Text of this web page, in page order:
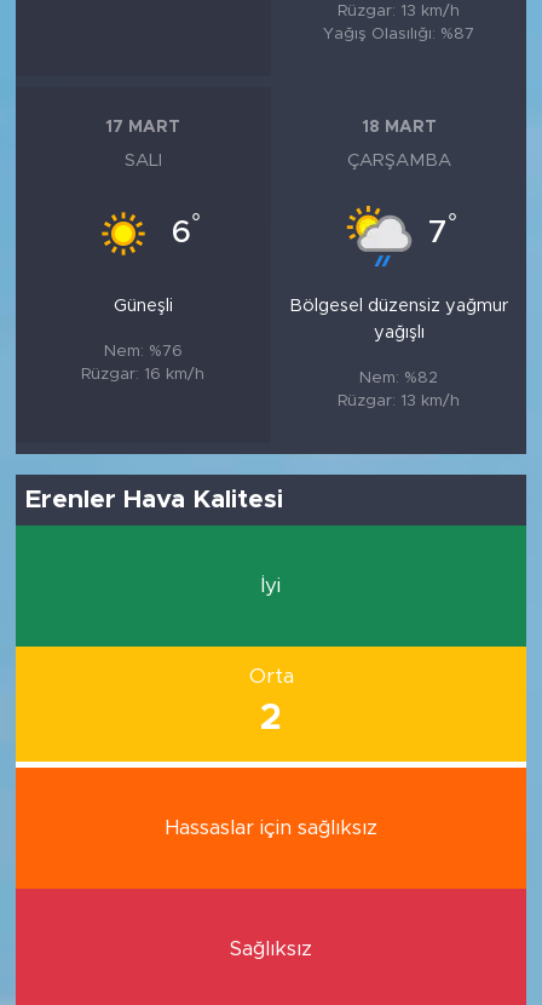
Rüzgar: 13 km/h
Yağış Olasılığı: %87
17 MART
SALI
6°
Güneşli
Nem: %76
Rüzgar: 16 km/h
18 MART
ÇARŞAMBA
7°
Bölgesel düzensiz yağmur
yağışlı
Nem: %82
Rüzgar: 13 km/h
Erenler Hava Kalitesi
İyi
Orta
2
Hassaslar için sağlıksız
Sağlıksız